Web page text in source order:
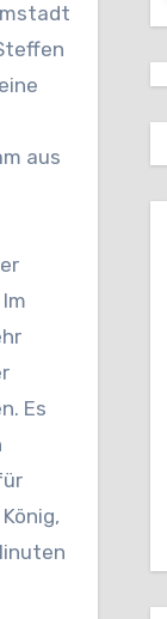
aus
Es